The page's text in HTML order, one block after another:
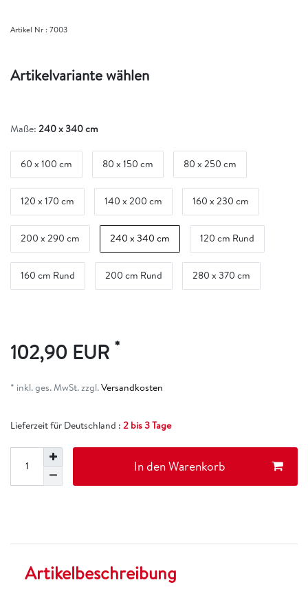
Artikel Nr :7003
Artikelvariante wählen
Maße: 240 x 340 cm
60 x 100 cm 80 x 150 cm 80 x 250 cm
120 x 170 cm 140 x 200 cm 160 x 230 cm
200 x 290 cm 240 x 340 cm 120 cm Rund
160 cm Rund 200 cm Rund 280 x 370 cm
102,90 EUR *
* inkl. ges. MwSt. zzgl.Versandkosten
Lieferzeit für Deutschland : 2 bis 3 Tage
In den Warenkorb
Artikelbeschreibung